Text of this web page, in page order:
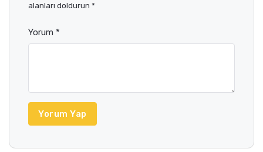
alanları doldurun *
Yorum *
Yorum Yap